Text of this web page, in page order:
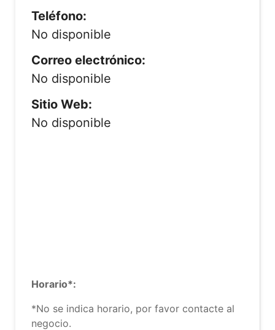
Teléfono:
No disponible
Correo electrónico:
No disponible
Sitio Web:
No disponible
Horario*:
*No se indica horario, por favor contacte al
negocio.